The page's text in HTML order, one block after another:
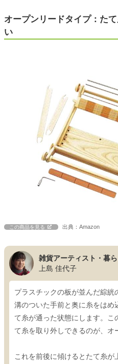
オープンリードタイプ：た
い
この商品を見る 出典：Amazon
雑貨アーティスト・暮
上島 佳代子
プラスチックの板が並んだ綜絖
溝のついた手前と奥に糸をはめ
て糸が通った状態にします。こ
て糸を取り外しできるのが、オ
これを前後に傾けるとたて糸